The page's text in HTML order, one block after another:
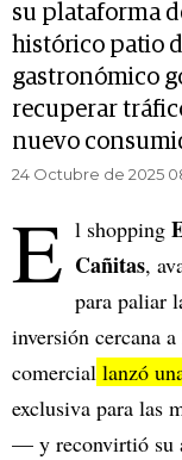
su plataforma
histórico patio
gastronómico
recuperar
nuevo
24 Octubre de 2025
E l shopping
Cañitas,
para paliar
inversión cercana
comercial lanzó
exclusiva para las
— y reconvirtió su